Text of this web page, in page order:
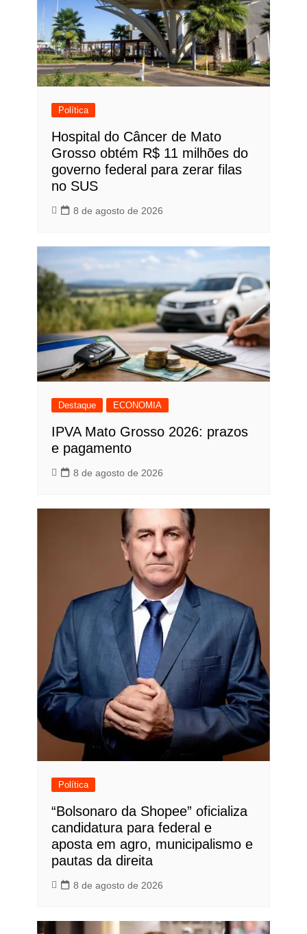
Política
Hospital do Câncer de Mato
Grosso obtém R$ 11 milhões do
governo federal para zerar filas
no SUS
8 de agosto de 2026
Destaque ECONOMIA
IPVA Mato Grosso 2026: prazos
e pagamento
8 de agosto de 2026
Política
“Bolsonaro da Shopee” oficializa
candidatura para federal e
aposta em agro, municipalismo e
pautas da direita
8 de agosto de 2026